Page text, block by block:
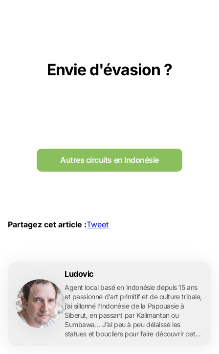
Envie d'évasion ?
Autres circuits en Indonésie
Partagez cet article :Tweet
Ludovic
Agent local basé en Indonésie depuis 15 ans
et passionné d’art primitif et de culture tribale,
j’ai sillonné l’Indonésie de la Papouasie à
Siberut, en passant par Kalimantan ou
Sumbawa… J’ai peu à peu délaissé les
statues et boucliers pour faire découvrir cet